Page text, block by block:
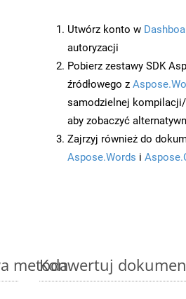
Utwórz konto w
autoryzacji
Pobierz zestawy SDK
źródłowego z
samodzielnej kompilacji/
aby zobaczyć
Zajrzyj również do
Aspose.Words i
metoda
Konwertuj